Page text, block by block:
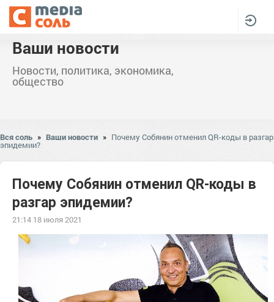
Ваши новости
Новости, политика, экономика,
общество
Вся соль » Ваши новости » Почему Собянин отменил QR-коды в разгар
эпидемии?
Почему Собянин отменил QR-коды в
разгар эпидемии?
21:14 18 июля 2021